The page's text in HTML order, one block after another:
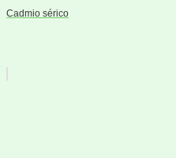
Cadmio sérico